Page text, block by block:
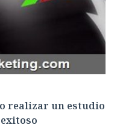
realizar un estudio